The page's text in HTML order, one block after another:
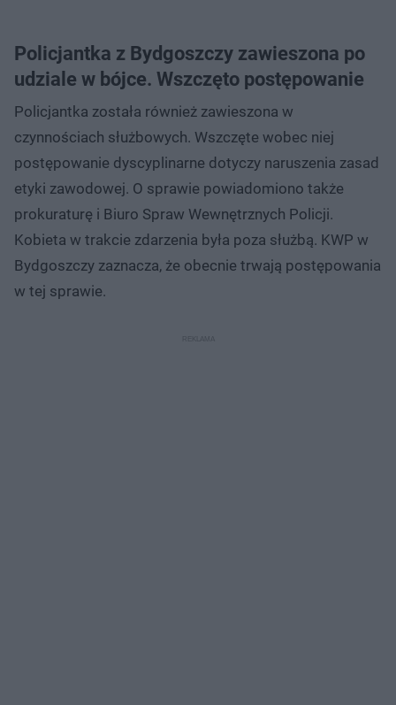
Policjantka z Bydgoszczy zawieszona po
udziale w bójce. Wszczęto postępowanie
Policjantka została również zawieszona w
czynnościach służbowych. Wszczęte wobec niej
postępowanie dyscyplinarne dotyczy naruszenia zasad
etyki zawodowej. O sprawie powiadomiono także
prokuraturę i Biuro Spraw Wewnętrznych Policji.
Kobieta w trakcie zdarzenia była poza służbą. KWP w
Bydgoszczy zaznacza, że obecnie trwają postępowania
w tej sprawie.